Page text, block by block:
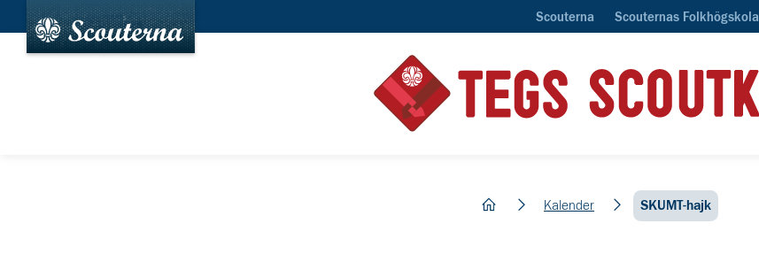
Scouterna Scouternas Folkhögskola
hem Kalender SKUMT-hajk